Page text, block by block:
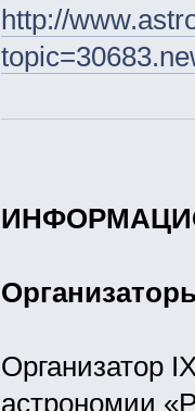
http://
Организатор
астрономии